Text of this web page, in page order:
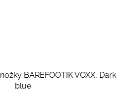
BAREFOOTIK VOXX, Dark
blue